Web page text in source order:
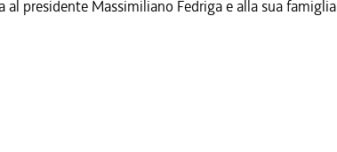
presidente Massimiliano Fedriga e alla sua